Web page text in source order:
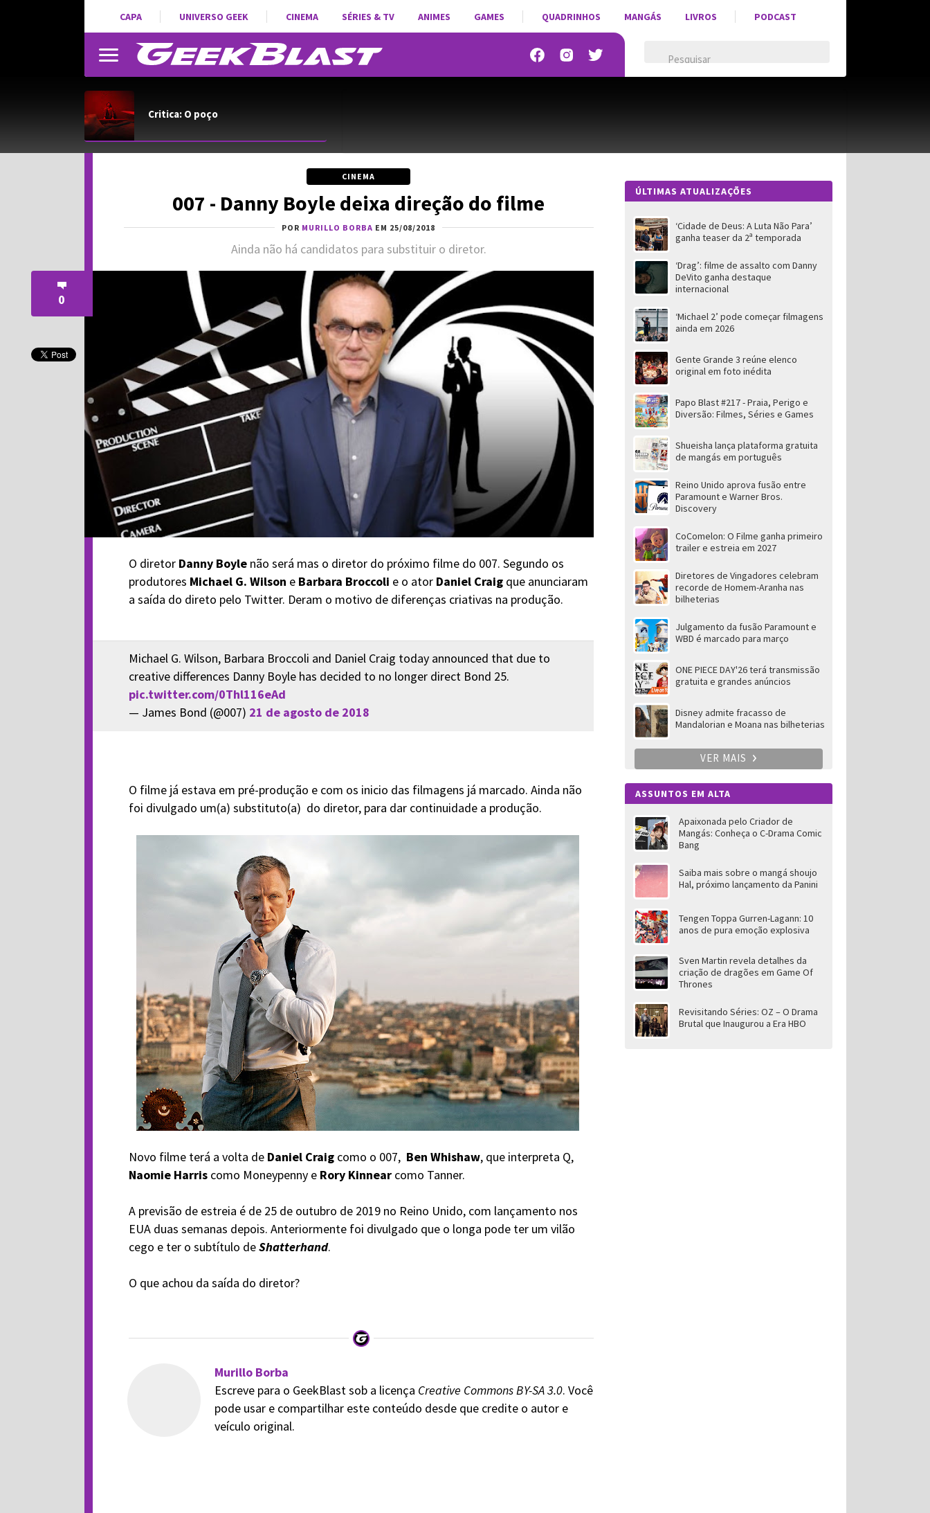
CAPA UNIVERSO GEEK CINEMA SÉRIES & TV ANIMES GAMES QUADRINHOS MANGÁS LIVROS PODCAST
Critica: O poço
CINEMA
007 - Danny Boyle deixa direção do filme
POR MURILLO BORBA EM 25/08/2018
Ainda não há candidatos para substituir o diretor.
O diretor Danny Boylenão será mas o diretor do próximo filme do 007. Segundo os
produtores Michael G. Wilson e Barbara Broccoli e o atorDaniel Craigque anunciaram
a saída do direto pelo Twitter. Deram o motivo de diferenças criativas na produção.
Michael G. Wilson, Barbara Broccoli and Daniel Craig today announced that due to
creative differences Danny Boyle has decided to no longer direct Bond 25.
pic.twitter.com/0Thl116eAd
— James Bond (@007) 21 de agosto de 2018
O filme já estava em pré-produção e com os inicio das filmagens já marcado. Ainda não
foi divulgado um(a) substituto(a) do diretor, para dar continuidade a produção.
Novo filme terá a volta de Daniel Craigcomo o 007, Ben Whishaw, que interpreta Q,
Naomie Harriscomo Moneypenny e Rory Kinnearcomo Tanner.
A previsão de estreia é de 25 de outubro de 2019 no Reino Unido, com lançamento nos
EUA duas semanas depois. Anteriormente foi divulgado que o longa pode ter um vilão
cego e ter o subtítulo deShatterhand.
O que achou da saída do diretor?
0
Murillo Borba
Escreve para o GeekBlast sob a licença Creative Commons BY-SA 3.0. Você
pode usar e compartilhar este conteúdo desde que credite o autor e
veículo original.
ÚLTIMAS ATUALIZAÇÕES
‘Cidade de Deus: A Luta Não Para’
ganha teaser da 2ª temporada
‘Drag’: filme de assalto com Danny
DeVito ganha destaque
internacional
‘Michael 2’ pode começar filmagens
ainda em 2026
Gente Grande 3 reúne elenco
original em foto inédita
Papo Blast #217 - Praia, Perigo e
Diversão: Filmes, Séries e Games
Shueisha lança plataforma gratuita
de mangás em português
Reino Unido aprova fusão entre
Paramount e Warner Bros.
Discovery
CoComelon: O Filme ganha primeiro
trailer e estreia em 2027
Diretores de Vingadores celebram
recorde de Homem-Aranha nas
bilheterias
Julgamento da fusão Paramount e
WBD é marcado para março
ONE PIECE DAY'26 terá transmissão
gratuita e grandes anúncios
Disney admite fracasso de
Mandalorian e Moana nas bilheterias
VER MAIS
ASSUNTOS EM ALTA
Apaixonada pelo Criador de
Mangás: Conheça o C-Drama Comic
Bang
Saiba mais sobre o mangá shoujo
Hal, próximo lançamento da Panini
Tengen Toppa Gurren-Lagann: 10
anos de pura emoção explosiva
Sven Martin revela detalhes da
criação de dragões em Game Of
Thrones
Revisitando Séries: OZ – O Drama
Brutal que Inaugurou a Era HBO